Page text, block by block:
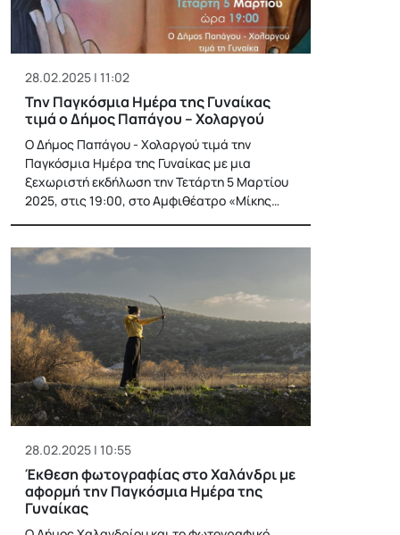
28.02.2025 | 11:02
Την Παγκόσμια Ημέρα της Γυναίκας
τιμά ο Δήμος Παπάγου – Χολαργού
Ο Δήμος Παπάγου - Χολαργού τιμά την
Παγκόσμια Ημέρα της Γυναίκας με μια
ξεχωριστή εκδήλωση την Τετάρτη 5 Μαρτίου
2025, στις 19:00, στο Αμφιθέατρο «Μίκης…
28.02.2025 | 10:55
Έκθεση φωτογραφίας στο Χαλάνδρι με
αφορμή την Παγκόσμια Ημέρα της
Γυναίκας